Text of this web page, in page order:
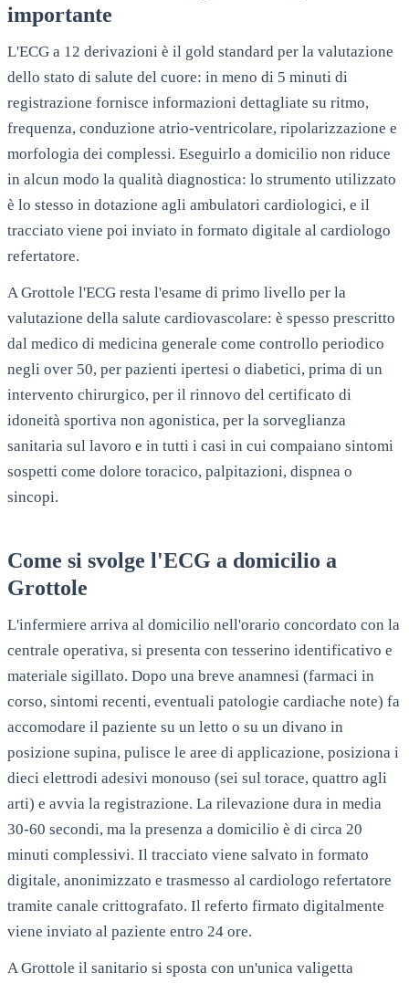
importante
L'ECG a 12 derivazioni è il gold standard per la valutazione
dello stato di salute del cuore: in meno di 5 minuti di
registrazione fornisce informazioni dettagliate su ritmo,
frequenza, conduzione atrio-ventricolare, ripolarizzazione e
morfologia dei complessi. Eseguirlo a domicilio non riduce
in alcun modo la qualità diagnostica: lo strumento utilizzato
è lo stesso in dotazione agli ambulatori cardiologici, e il
tracciato viene poi inviato in formato digitale al cardiologo
refertatore.
A Grottole l'ECG resta l'esame di primo livello per la
valutazione della salute cardiovascolare: è spesso prescritto
dal medico di medicina generale come controllo periodico
negli over 50, per pazienti ipertesi o diabetici, prima di un
intervento chirurgico, per il rinnovo del certificato di
idoneità sportiva non agonistica, per la sorveglianza
sanitaria sul lavoro e in tutti i casi in cui compaiano sintomi
sospetti come dolore toracico, palpitazioni, dispnea o
sincopi.
Come si svolge l'ECG a domicilio a
Grottole
L'infermiere arriva al domicilio nell'orario concordato con la
centrale operativa, si presenta con tesserino identificativo e
materiale sigillato. Dopo una breve anamnesi (farmaci in
corso, sintomi recenti, eventuali patologie cardiache note) fa
accomodare il paziente su un letto o su un divano in
posizione supina, pulisce le aree di applicazione, posiziona i
dieci elettrodi adesivi monouso (sei sul torace, quattro agli
arti) e avvia la registrazione. La rilevazione dura in media
30-60 secondi, ma la presenza a domicilio è di circa 20
minuti complessivi. Il tracciato viene salvato in formato
digitale, anonimizzato e trasmesso al cardiologo refertatore
tramite canale crittografato. Il referto firmato digitalmente
viene inviato al paziente entro 24 ore.
A Grottole il sanitario si sposta con un'unica valigetta